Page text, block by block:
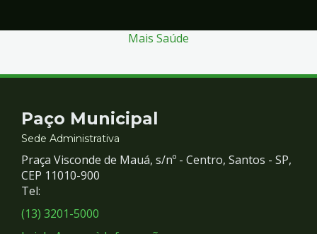
Mais Saúde
Contato
e
Redes
Sociais
Paço Municipal
Sede Administrativa
Praça Visconde de Mauá, s/nº - Centro, Santos - SP,
CEP 11010-900
Tel:
(13) 3201-5000